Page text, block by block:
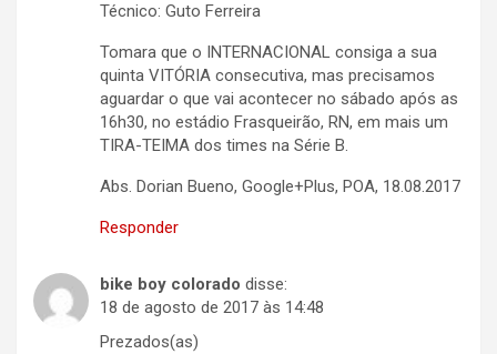
Técnico: Guto Ferreira
Tomara que o INTERNACIONAL consiga a sua
quinta VITÓRIA consecutiva, mas precisamos
aguardar o que vai acontecer no sábado após as
16h30, no estádio Frasqueirão, RN, em mais um
TIRA-TEIMA dos times na Série B.
Abs. Dorian Bueno, Google+Plus, POA, 18.08.2017
Responder
bike boy colorado disse:
18 de agosto de 2017 às 14:48
Prezados(as)